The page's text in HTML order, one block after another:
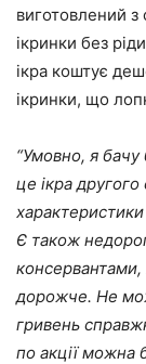
виготовлений з
ікринки без
ікра коштує
ікринки, що
“Умовно, я
це ікра другого
Є також
консервантами,
дорожче. Не
гривень
по акції можна